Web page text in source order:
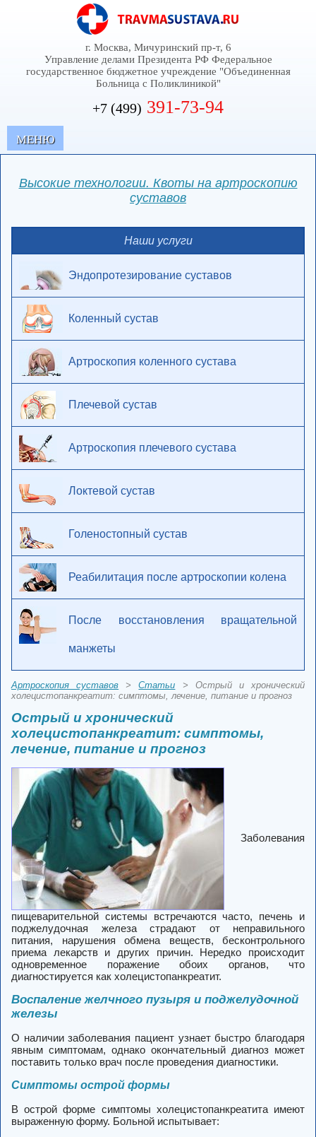
г. Москва, Мичуринский пр-т, 6
Управление делами Президента РФ Федеральное
государственное бюджетное учреждение "Объединенная
Больница с Поликлиникой"
+7 (499) 391-73-94
MЕНЮ
Высокие технологии. Квоты на артроскопию
суставов
Наши услуги
Эндопротезирование суставов
Коленный сустав
Артроскопия коленного сустава
Плечевой сустав
Артроскопия плечевого сустава
Локтевой сустав
Голеностопный сустав
Реабилитация после артроскопии колена
После восстановления вращательной
манжеты
Артроскопия суставов >Статьи > Острый и хронический
холецистопанкреатит: симптомы, лечение, питание и прогноз
Острый и хронический
холецистопанкреатит: симптомы,
лечение, питание и прогноз
Заболевания
пищеварительной системы встречаются часто, печень и
поджелудочная железа страдают от неправильного
питания, нарушения обмена веществ, бесконтрольного
приема лекарств и других причин. Нередко происходит
одновременное поражение обоих органов, что
диагностируется как холецистопанкреатит.
Воспаление желчного пузыря и поджелудочной
железы
О наличии заболевания пациент узнает быстро благодаря
явным симптомам, однако окончательный диагноз может
поставить только врач после проведения диагностики.
Симптомы острой формы
В острой форме симптомы холецистопанкреатита имеют
выраженную форму. Больной испытывает: